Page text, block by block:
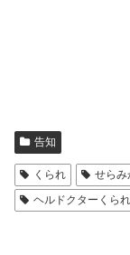
告知
くられ せらみ
ヘルドクターくら